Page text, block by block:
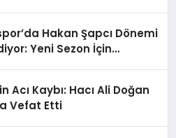
Hakan Şapcı Dönemi
Yeni Sezon İçin
Acı Kaybı: Hacı Ali Doğan
Vefat Etti